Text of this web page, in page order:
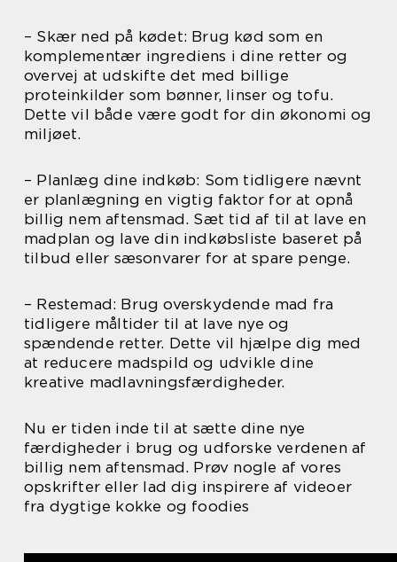
– Skær ned på kødet: Brug kød som en
komplementær ingrediens i dine retter og
overvej at udskifte det med billige
proteinkilder som bønner, linser og tofu.
Dette vil både være godt for din økonomi og
miljøet.
– Planlæg dine indkøb: Som tidligere nævnt
er planlægning en vigtig faktor for at opnå
billig nem aftensmad. Sæt tid af til at lave en
madplan og lave din indkøbsliste baseret på
tilbud eller sæsonvarer for at spare penge.
– Restemad: Brug overskydende mad fra
tidligere måltider til at lave nye og
spændende retter. Dette vil hjælpe dig med
at reducere madspild og udvikle dine
kreative madlavningsfærdigheder.
Nu er tiden inde til at sætte dine nye
færdigheder i brug og udforske verdenen af
billig nem aftensmad. Prøv nogle af vores
opskrifter eller lad dig inspirere af videoer
fra dygtige kokke og foodies